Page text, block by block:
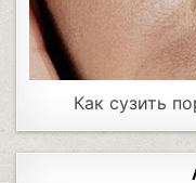
Как сузить